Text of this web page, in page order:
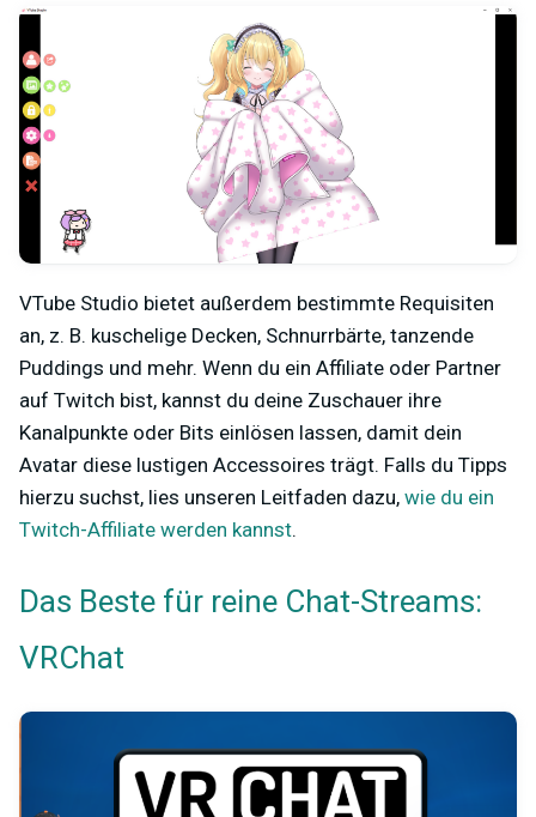
VTube Studio bietet außerdem bestimmte Requisiten
an, z. B. kuschelige Decken, Schnurrbärte, tanzende
Puddings und mehr. Wenn du ein Affiliate oder Partner
auf Twitch bist, kannst du deine Zuschauer ihre
Kanalpunkte oder Bits einlösen lassen, damit dein
Avatar diese lustigen Accessoires trägt. Falls du Tipps
hierzu suchst, lies unseren Leitfaden dazu, wie du ein
Twitch-Affiliate werden kannst.
Das Beste für reine Chat-Streams:
VRChat